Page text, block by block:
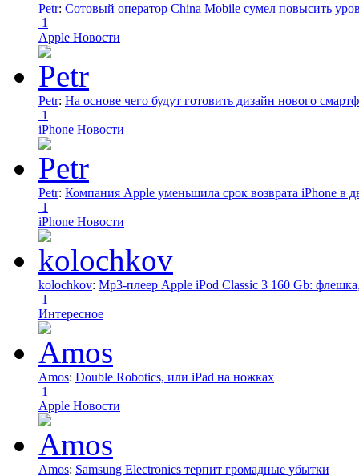
Petr: Сотовый оператор China Mobile сумел повысить
1
Apple Новости
Petr: На основе чего будут готовить дизайн нового
1
iPhone Новости
Petr: Компания Apple уменьшила срок возврата iPhone в
1
iPhone Новости
kolochkov: Mp3-плеер Apple iPod Classic 3 160 Gb:
1
Интересное
Amos: Double Robotics, или iPad на ножках
1
Apple Новости
Amos: Samsung Electronics терпит громадные убытки